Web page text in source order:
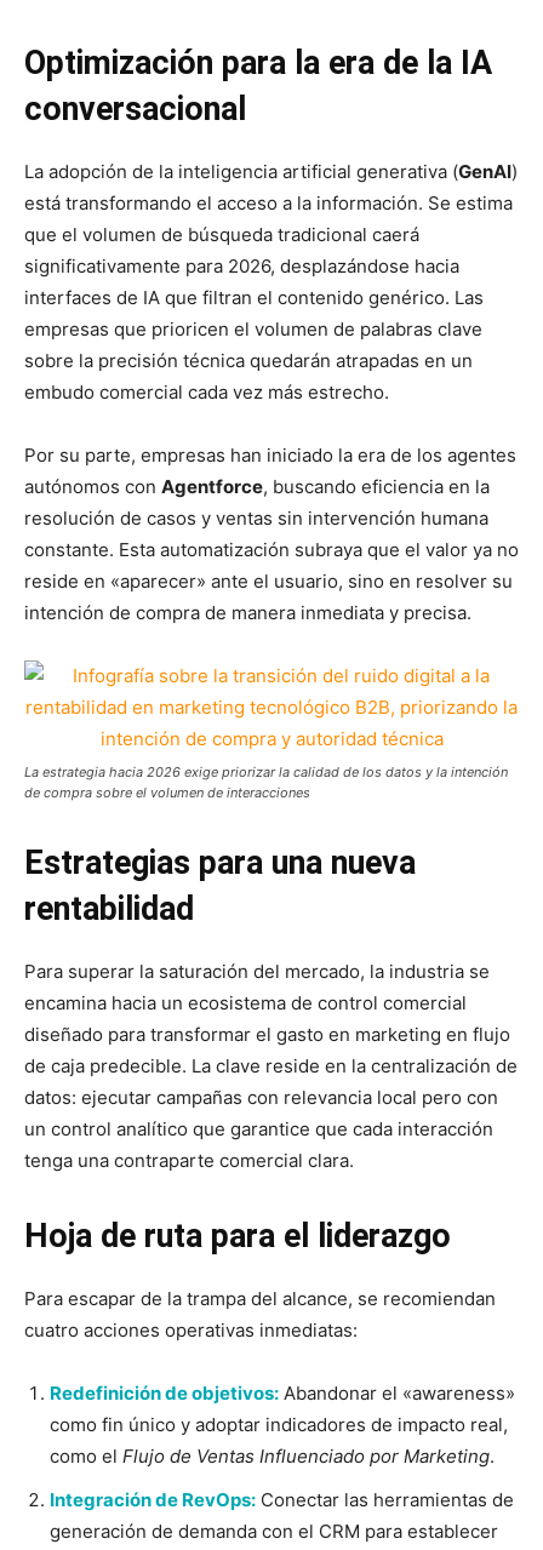
Optimización para la era de la IA
conversacional
La adopción de la inteligencia artificial generativa (GenAI)
está transformando el acceso a la información. Se estima
que el volumen de búsqueda tradicional caerá
significativamente para 2026, desplazándose hacia
interfaces de IA que filtran el contenido genérico. Las
empresas que prioricen el volumen de palabras clave
sobre la precisión técnica quedarán atrapadas en un
embudo comercial cada vez más estrecho.
Por su parte, empresas han iniciado la era de los agentes
autónomos con Agentforce, buscando eficiencia en la
resolución de casos y ventas sin intervención humana
constante. Esta automatización subraya que el valor ya no
reside en «aparecer» ante el usuario, sino en resolver su
intención de compra de manera inmediata y precisa.
La estrategia hacia 2026 exige priorizar la calidad de los datos y la intención
de compra sobre el volumen de interacciones
Estrategias para una nueva
rentabilidad
Para superar la saturación del mercado, la industria se
encamina hacia un ecosistema de control comercial
diseñado para transformar el gasto en marketing en flujo
de caja predecible. La clave reside en la centralización de
datos: ejecutar campañas con relevancia local pero con
un control analítico que garantice que cada interacción
tenga una contraparte comercial clara.
Hoja de ruta para el liderazgo
Para escapar de la trampa del alcance, se recomiendan
cuatro acciones operativas inmediatas:
Redefinición de objetivos: Abandonar el «awareness»
como fin único y adoptar indicadores de impacto real,
como el Flujo de Ventas Influenciado por Marketing.
Integración de RevOps: Conectar las herramientas de
generación de demanda con el CRM para establecer